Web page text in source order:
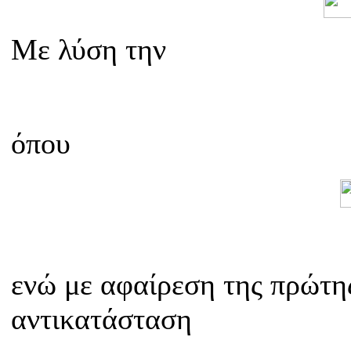
Με λύση την
όπου
ενώ με αφαίρεση της
αντικατάσταση